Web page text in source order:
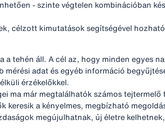
- szinte végtelen kombinációban
célzott kimutatások segítségével
tehén áll. A cél az, hogy minden egyes
adat és egyéb információ
érzékelőkkel.
ma már megtalálhatók számos
a kényelmes, megbízható
megújulhatnak, új életre